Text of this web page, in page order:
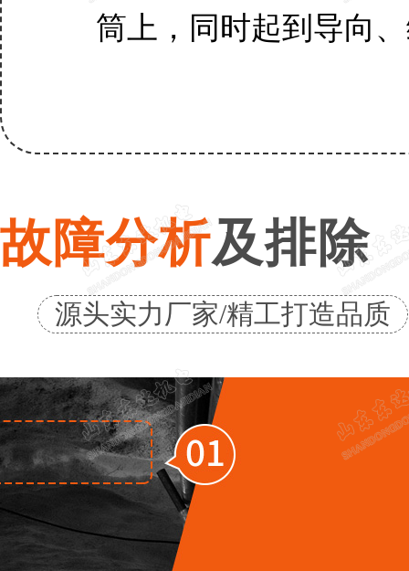
筒上，同时起到导向
故障分析及排除
源头实力厂家/精工打造品质